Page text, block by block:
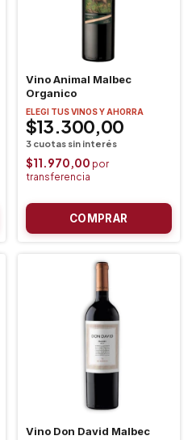
Vino Animal Malbec
Organico
ELEGI TUS VINOS Y AHORRA
$13.300,00
$11.970,00
Vino Don David Malbec